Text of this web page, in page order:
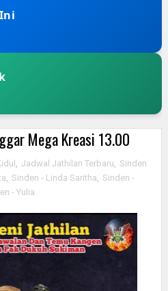
Mega Kreasi 13.00
Jadwal Jathilan Terbaru
Sinden
Sinden - Linda Saritha
Sinden -
- Yulia